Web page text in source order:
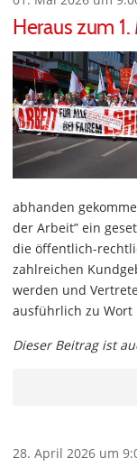
Heraus zum
abhanden
der Arbeit” ein
die öffentlich-
zahlreichen
werden und
ausführlich zu Wort
Dieser Beitrag ist
28. April 2026 um